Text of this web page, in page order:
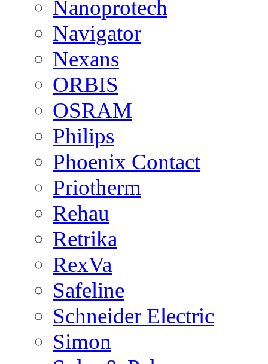
Nanoprotech
Navigator
Nexans
ORBIS
OSRAM
Philips
Phoenix Contact
Priotherm
Rehau
Retrika
RexVa
Safeline
Schneider Electric
Simon